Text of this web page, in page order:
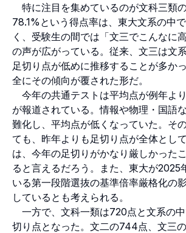
特に注目を集めているのが文科三類の
78.1%という得点率は、東大文系の中
く、受験生の間では「文三でこんなに
の声が広がっている。従来、文三は文
足切り点が低めに推移することが多か
全にその傾向が覆された形だ。
今年の共通テストは平均点が例年よ
が報道されている。情報や物理・国語
難化し、平均点が低くなっていた。そ
ても、昨年よりも足切り点が全体とし
は、今年の足切りがかなり厳しかった
ると言えるだろう。また、東大が2025
いる第一段階選抜の基準倍率厳格化の
しているとも考えられる。
一方で、文科一類は720点と文系の
切り点となった。文二の744点、文三